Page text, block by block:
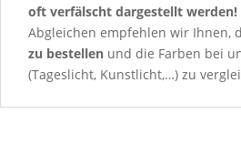
oft verfälscht dargestellt werden!
Abgleichen empfehlen wir Ihnen,
zu bestellen und die Farben bei
(Tageslicht, Kunstlicht,…) zu